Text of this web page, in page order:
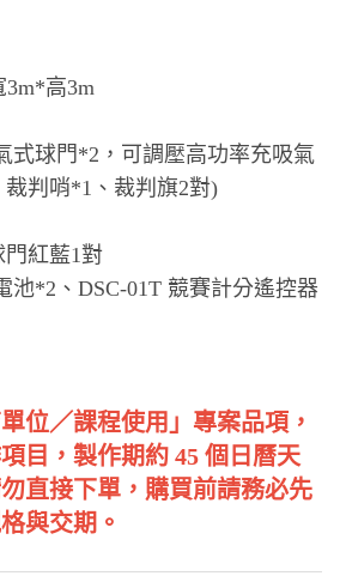
高3m
式球門*2，可調壓高功率充吸氣
判哨*1、裁判旗2對)
紅藍1對
池*2、DSC-01T 競賽計分遙控器
位／課程使用」專案品項，
目，製作期約 45 個日曆天
勿直接下單，購買前請務必先
與交期。